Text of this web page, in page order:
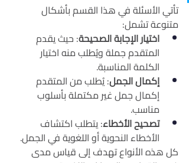
تأتي الأسئلة في هذا القسم بأشكال
متنوعة تشمل:
اختيار الإجابة الصحيحة: حيث يقدم
المتقدم جملة ويُطلب منه اختيار
الكلمة المناسبة.
إكمال الجمل: يُطلب من المتقدم
إكمال جمل غير مكتملة بأسلوب
مناسب.
تصحيح الأخطاء: يتطلب اكتشاف
الأخطاء النحوية أو اللغوية في الجمل.
كل هذه الأنواع تهدف إلى قياس مدى